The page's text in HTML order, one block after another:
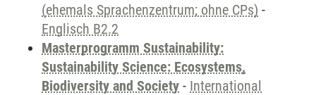
(ehemals Sprachenzentrum; ohne CPs) -
Englisch B2.2
Masterprogramm Sustainability:
Sustainability Science: Ecosystems,
Biodiversity and Society - International